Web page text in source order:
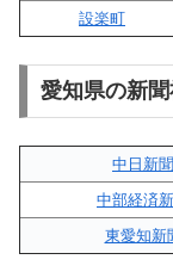
設楽町
愛知県の新
中日新聞
中部経済
東愛知新